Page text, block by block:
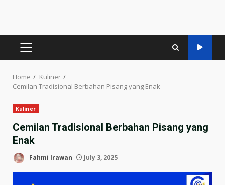
PRIMARY
Home
Kuliner
Cemilan Tradisional Berbahan Pisang yang Enak
Kuliner
Cemilan Tradisional Berbahan Pisang yang
Enak
Fahmi Irawan July 3, 2025